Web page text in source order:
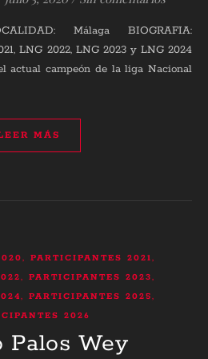
LNG 2022, LNG 2023 y LNG 2024
actual campeón de la liga Nacional
MÁS
, PARTICIPANTES 2021,
, PARTICIPANTES 2023,
, PARTICIPANTES 2025,
2026
Palos Wey